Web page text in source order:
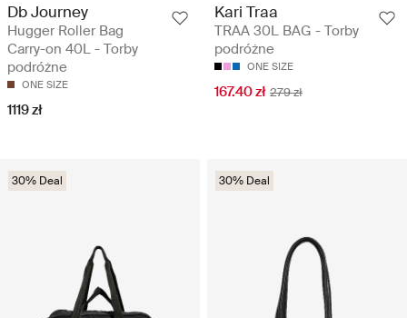
Db Journey
Hugger Roller Bag
Carry-on 40L - Torby
podróżne
ONE SIZE
1119 zł
Kari Traa
TRAA 30L BAG - Torby
podróżne
ONE SIZE
167.40 zł 279 zł
30% Deal 30% Deal